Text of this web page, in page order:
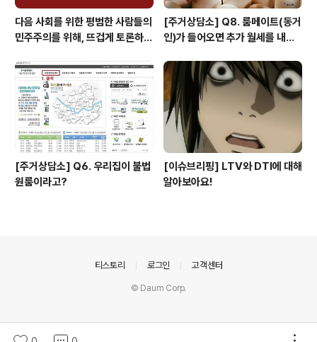
다음 사회를 위한 평범한 사람들의
민주주의를 위해, 뜨겁게 토론하고
[주거상담소] Q8. 룸메이트(동거
인)가 들어오면 추가 월세를 내야
[주거상담소] Q6. 우리집이 불법
원룸이라고?
[이슈브리핑] LTV와 DTI에 대해
알아보아요!
티스토리 로그인 고객센터
© Daum Corp.